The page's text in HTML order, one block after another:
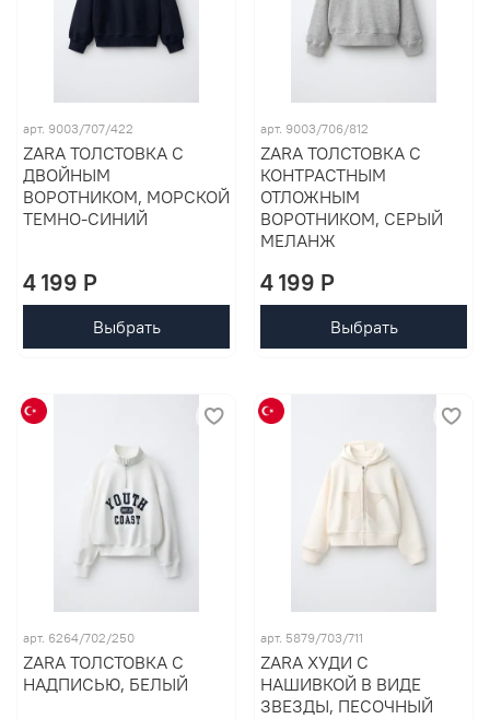
арт. 9003/707/422
ZARA ТОЛСТОВКА С
ДВОЙНЫМ
ВОРОТНИКОМ, МОРСКОЙ
ТЕМНО-СИНИЙ
4 199 P
Выбрать
арт. 9003/706/812
ZARA ТОЛСТОВКА С
КОНТРАСТНЫМ
ОТЛОЖНЫМ
ВОРОТНИКОМ, СЕРЫЙ
МЕЛАНЖ
4 199 P
Выбрать
арт. 6264/702/250
ZARA ТОЛСТОВКА С
НАДПИСЬЮ, БЕЛЫЙ
арт. 5879/703/711
ZARA ХУДИ С
НАШИВКОЙ В ВИДЕ
ЗВЕЗДЫ, ПЕСОЧНЫЙ